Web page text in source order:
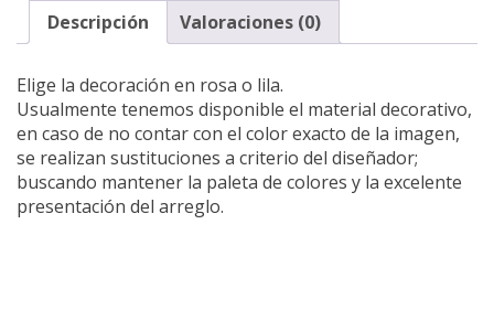
Descripción Valoraciones (0)
Elige la decoración en rosa o lila.
Usualmente tenemos disponible el material decorativo,
en caso de no contar con el color exacto de la imagen,
se realizan sustituciones a criterio del diseñador;
buscando mantener la paleta de colores y la excelente
presentación del arreglo.